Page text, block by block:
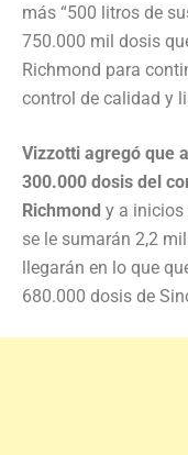
más “500 litros de
750.000 mil dosis
Richmond para
control de calidad y
Vizzotti agregó que
300.000 dosis del
Richmond y a inicios
se le sumarán 2,2
llegarán en lo que
680.000 dosis de